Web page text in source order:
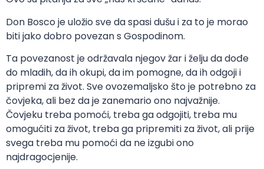
Don Bosco je uložio sve da spasi dušu i za to je morao
biti jako dobro povezan s Gospodinom.
Ta povezanost je održavala njegov žar i želju da dođe
do mladih, da ih okupi, da im pomogne, da ih odgoji i
pripremi za život. Sve ovozemaljsko što je potrebno za
čovjeka, ali bez da je zanemario ono najvažnije.
Čovjeku treba pomoći, treba ga odgojiti, treba mu
omogućiti za život, treba ga pripremiti za život, ali prije
svega treba mu pomoći da ne izgubi ono
najdragocjenije.